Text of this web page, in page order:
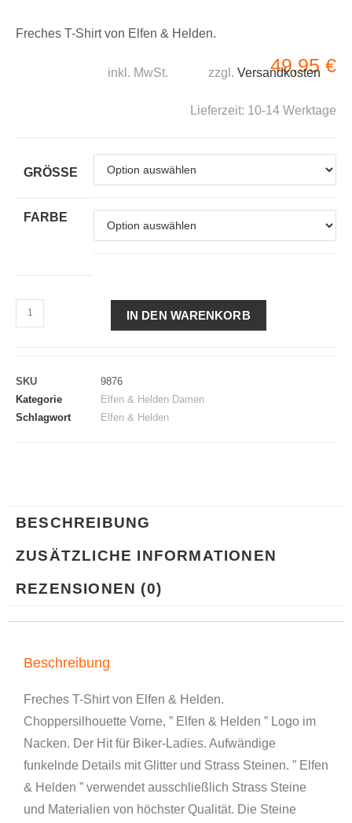
Freches T-Shirt von Elfen & Helden.
49,95 €
inkl. MwSt. zzgl. Versandkosten
Lieferzeit: 10-14 Werktage
GRÖSSE
FARBE
IN DEN WARENKORB
SKU
9876
Kategorie
Elfen & Helden Damen
Schlagwort
Elfen & Helden
BESCHREIBUNG
ZUSÄTZLICHE INFORMATIONEN
REZENSIONEN (0)
Beschreibung
Freches T-Shirt von Elfen & Helden.
Choppersilhouette Vorne, ” Elfen & Helden ” Logo im
Nacken. Der Hit für Biker-Ladies. Aufwändige
funkelnde Details mit Glitter und Strass Steinen. ” Elfen
& Helden ” verwendet ausschließlich Strass Steine
und Materialien von höchster Qualität. Die Steine